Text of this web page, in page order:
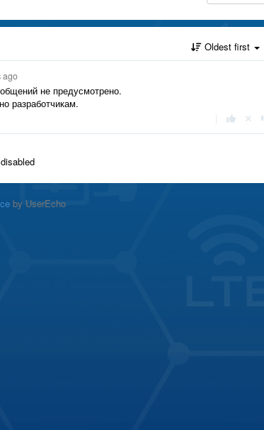
Oldest first
ago
не предусмотрено.
разработчикам.
by UserEcho